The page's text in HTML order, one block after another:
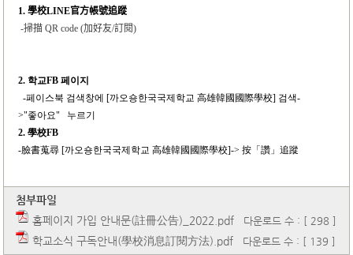
1.學校LINE官方帳號追蹤
-掃描 QR code (加好友/訂閱)
2. 학교FB 페이지
-페이스북 검색창에 [까오숑한국국제학교 高雄韓國國際學校] 검색-
>"좋아요" 누르기
2.學校FB
-臉書蒐尋 [까오숑한국국제학교 高雄韓國國際學校]-> 按「讚」追蹤
첨부파일
홈페이지 가입 안내문(註冊公告)_2022.pdf 다운로드 수 : [ 298 ]
학교소식 구독안내(學校消息訂閱方法).pdf 다운로드 수 : [ 139 ]